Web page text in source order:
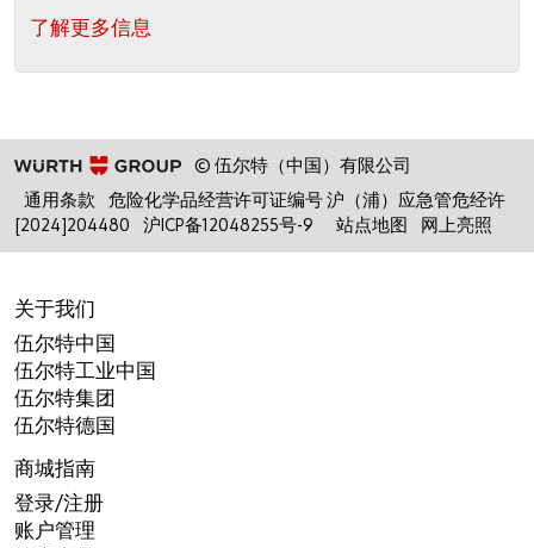
了解更多信息
© 伍尔特（中国）有限公司
通用条款
危险化学品经营许可证编号 沪（浦）应急管危经许
[2024]204480
沪ICP备12048255号-9 站点地图 网上亮照
关于我们
伍尔特中国
伍尔特工业中国
伍尔特集团
伍尔特德国
商城指南
登录/注册
账户管理